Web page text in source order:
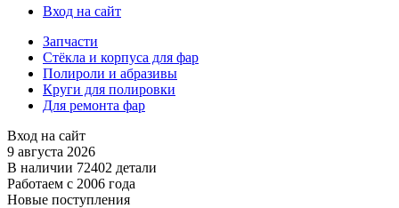
Вход на сайт
Запчасти
Стёкла и корпуса для фар
Полироли и абразивы
Круги для полировки
Для ремонта фар
Вход на сайт
9 августа 2026
В наличии 72402 детали
Работаем с 2006 года
Новые поступления